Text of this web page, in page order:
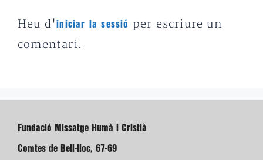
Heu d'iniciar la sessió
per escriure un
comentari.
Fundació Missatge Humà i Cristià
Comtes de Bell-lloc, 67-69